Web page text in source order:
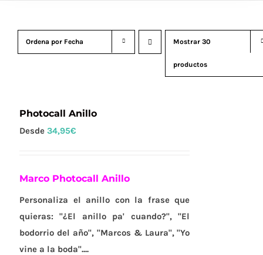
Ordena por Fecha Mostrar 30
productos
Photocall Anillo
Desde 34,95€
Marco Photocall Anillo
Personaliza el anillo con la frase que
quieras: "¿El anillo pa' cuando?", "El
bodorrio del año", "Marcos & Laura", "Yo
vine a la boda"....